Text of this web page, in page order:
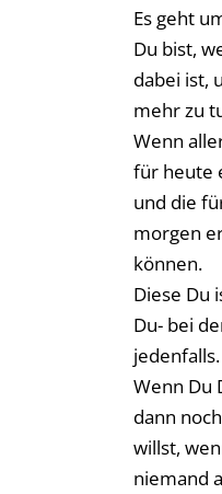
Es geht
Du bist,
dabei ist,
mehr zu
Wenn
für heute
und die
morgen
können.
Diese Du
Du- bei
jedenfalls.
Wenn Du
dann
willst,
niemand